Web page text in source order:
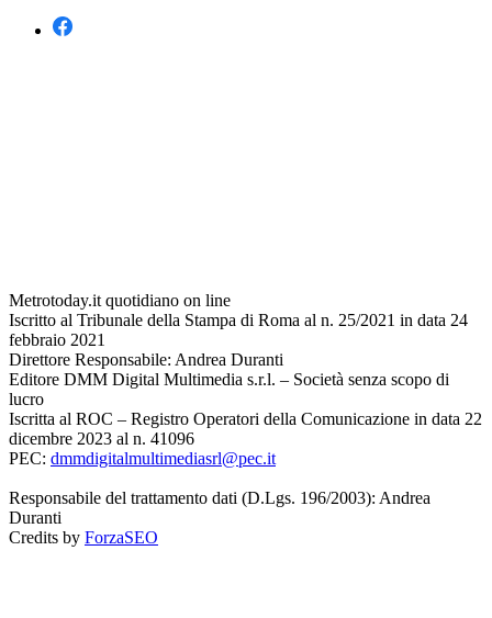
Metrotoday.it quotidiano on line
Iscritto al Tribunale della Stampa di Roma al n. 25/2021 in data 24
febbraio 2021
Direttore Responsabile: Andrea Duranti
Editore DMM Digital Multimedia s.r.l. – Società senza scopo di
lucro
Iscritta al ROC – Registro Operatori della Comunicazione in data 22
dicembre 2023 al n. 41096
PEC: dmmdigitalmultimediasrl@pec.it
Responsabile del trattamento dati (D.Lgs. 196/2003): Andrea
Duranti
Credits by ForzaSEO